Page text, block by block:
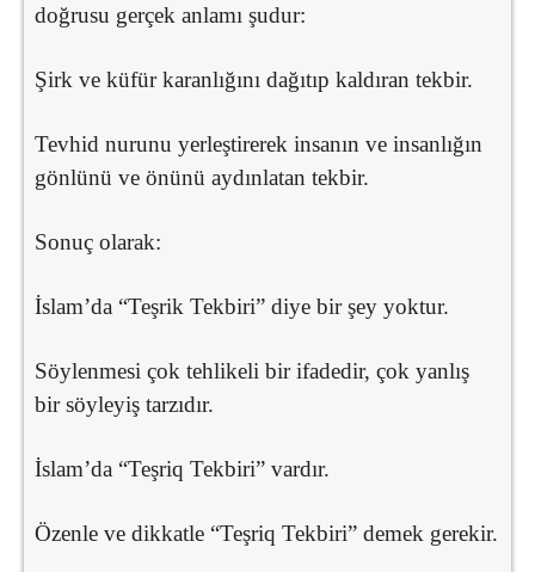
doğrusu gerçek anlamı şudur:
Şirk ve küfür karanlığını dağıtıp kaldıran tekbir.
Tevhid nurunu yerleştirerek insanın ve insanlığın
gönlünü ve önünü aydınlatan tekbir.
Sonuç olarak:
İslam’da “Teşrik Tekbiri” diye bir şey yoktur.
Söylenmesi çok tehlikeli bir ifadedir, çok yanlış
bir söyleyiş tarzıdır.
İslam’da “Teşriq Tekbiri” vardır.
Özenle ve dikkatle “Teşriq Tekbiri” demek gerekir.